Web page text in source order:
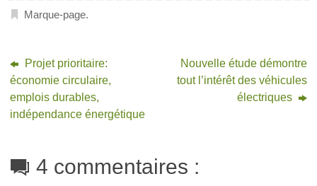
Marque-page.
Projet prioritaire:
économie circulaire,
emplois durables,
indépendance énergétique
Nouvelle étude démontre
tout l’intérêt des véhicules
électriques
4 commentaires :